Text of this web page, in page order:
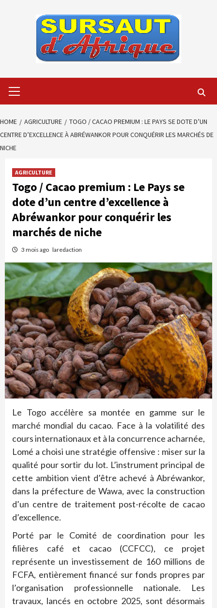
Menu
HOME AGRICULTURE
TOGO / CACAO PREMIUM : LE PAYS SE DOTE D’UN
CENTRE D’EXCELLENCE À ABRÉWANKOR POUR CONQUÉRIR LES MARCHÉS DE
NICHE
AGRICULTURE
Togo / Cacao premium : Le Pays se
dote d’un centre d’excellence à
Abréwankor pour conquérir les
marchés de niche
3 mois ago laredaction
Le Togo accélère sa montée en gamme sur le
marché mondial du cacao. Face à la volatilité des
cours internationaux et à la concurrence acharnée,
Lomé a choisi une stratégie offensive : miser sur la
qualité pour sortir du lot. L’instrument principal de
cette ambition vient d’être achevé à Abréwankor,
dans la préfecture de Wawa, avec la construction
d’un centre de traitement post-récolte de cacao
d’excellence.
Porté par le Comité de coordination pour les
filières café et cacao (CCFCC), ce projet
représente un investissement de 160 millions de
FCFA, entièrement financé sur fonds propres par
l’organisation professionnelle nationale. Les
travaux, lancés en octobre 2025, sont désormais